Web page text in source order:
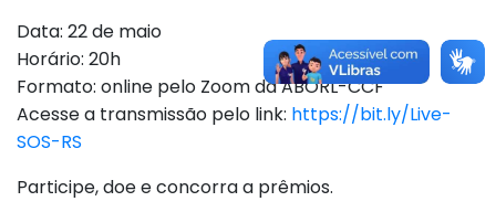
Data: 22 de maio
Horário: 20h
Formato: online pelo Zoom da ABORL-CCF
Acesse a transmissão pelo link: https://bit.ly/Live-
SOS-RS
Participe, doe e concorra a prêmios.